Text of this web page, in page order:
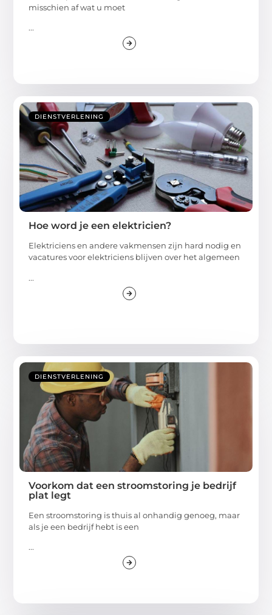
misschien af wat u moet
...
DIENSTVERLENING
Hoe word je een elektricien?
Elektriciens en andere vakmensen zijn hard nodig en
vacatures voor elektriciens blijven over het algemeen
...
DIENSTVERLENING
Voorkom dat een stroomstoring je bedrijf
plat legt
Een stroomstoring is thuis al onhandig genoeg, maar
als je een bedrijf hebt is een
...